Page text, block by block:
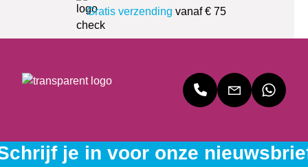
Gratis verzending vanaf € 75
je in voor onze